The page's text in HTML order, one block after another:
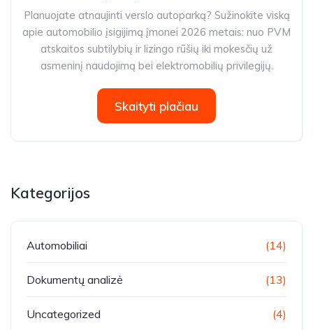
Planuojate atnaujinti verslo autoparką? Sužinokite viską
apie automobilio įsigijimą įmonei 2026 metais: nuo PVM
atskaitos subtilybių ir lizingo rūšių iki mokesčių už
asmeninį naudojimą bei elektromobilių privilegijų.
Skaityti plačiau
Kategorijos
Automobiliai (14)
Dokumentų analizė (13)
Uncategorized (4)